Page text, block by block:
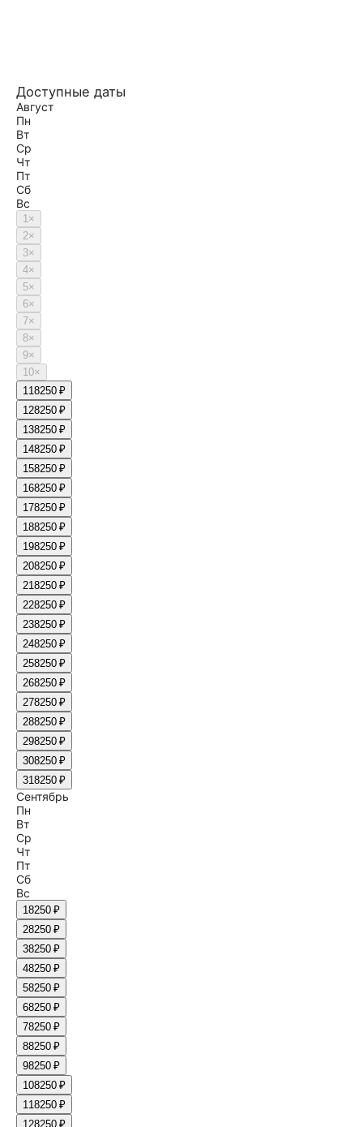
Доступные даты
Август
Пн
Вт
Ср
Чт
Пт
Сб
Вс
1×
2×
3×
4×
5×
6×
7×
8×
9×
10×
118250 ₽
128250 ₽
138250 ₽
148250 ₽
158250 ₽
168250 ₽
178250 ₽
188250 ₽
198250 ₽
208250 ₽
218250 ₽
228250 ₽
238250 ₽
248250 ₽
258250 ₽
268250 ₽
278250 ₽
288250 ₽
298250 ₽
308250 ₽
318250 ₽
Сентябрь
Пн
Вт
Ср
Чт
Пт
Сб
Вс
18250 ₽
28250 ₽
38250 ₽
48250 ₽
58250 ₽
68250 ₽
78250 ₽
88250 ₽
98250 ₽
108250 ₽
118250 ₽
128250 ₽